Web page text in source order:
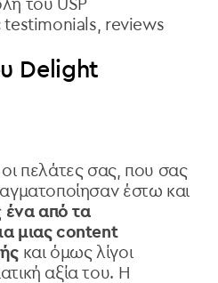
του USP
testimonials, reviews
Delight
πελάτες σας, που σας
έστω και
ένα από τα
μιας content
και όμως λίγοι
αξία του. Η